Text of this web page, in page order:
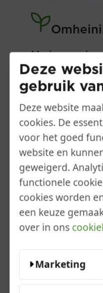
Markeer en
een
om dieren
kinderen een
geven.
Deze
gebruik
Deze website
cookies. De
voor het goed
website en
geweigerd.
functionele
cookies worden
een keuze
over in ons
Marketing